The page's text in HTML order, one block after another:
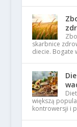
skarbnice
diecie. Bogate
większą
kontrowersji i